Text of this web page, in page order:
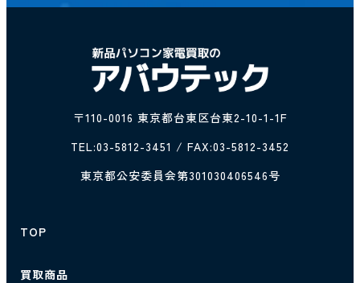
〒110-0016 東京都台東区台東2-10-1-1F
TEL:03-5812-3451 / FAX:03-5812-3452
東京都公安委員会第301030406546号
TOP
買取商品